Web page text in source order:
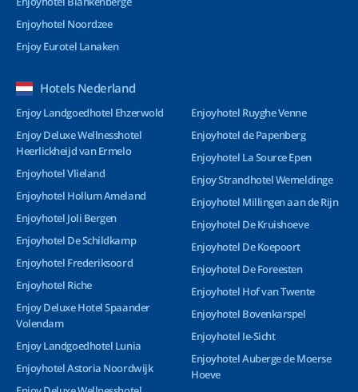
Enjoyhotel Noordzee
Enjoy Eurotel Lanaken
Hotels Nederland
Enjoy Landgoedhotel Ehzerwold
Enjoy Deluxe Wellnesshotel
Heerlickheijd van Ermelo
Enjoyhotel Vlieland
Enjoyhotel Hollum Ameland
Enjoyhotel Joli Bergen
Enjoyhotel De Schildkamp
Enjoyhotel Frederiksoord
Enjoyhotel Riche
Enjoy Deluxe Hotel Spaander
Volendam
Enjoy Landgoedhotel Lunia
Enjoyhotel Astoria Noordwijk
Enjoyhotel Ruyghe Venne
Enjoyhotel de Papenberg
Enjoyhotel La Source Epen
Enjoy Strandhotel Wemeldinge
Enjoyhotel Millingen aan de Rijn
Enjoyhotel De Kruishoeve
Enjoyhotel De Koepoort
Enjoyhotel De Foreesten
Enjoyhotel Hof van Twente
Enjoyhotel Bovenkarspel
Enjoyhotel Ie-Sicht
Enjoyhotel Auberge de Moerse
Hoeve